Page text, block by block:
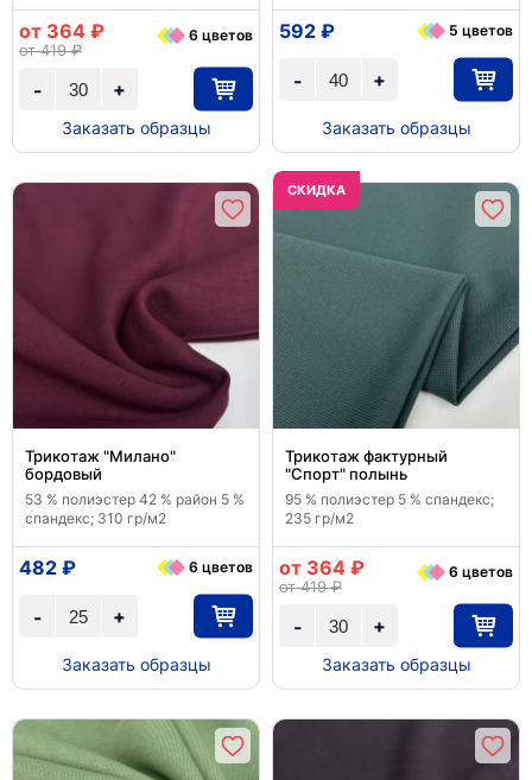
+
-
от 364 ₽
от 419 ₽
6 цветов
Заказать образцы
+
-
592 ₽ 5 цветов
Заказать образцы
Трикотаж "Милано"
бордовый
53 % полиэстер 42 % район 5 %
спандекс; 310 гр/м2
+
-
482 ₽ 6 цветов
Заказать образцы
CКИДКА
Трикотаж фактурный
"Спорт" полынь
95 % полиэстер 5 % спандекс;
235 гр/м2
+
-
от 364 ₽
от 419 ₽
6 цветов
Заказать образцы